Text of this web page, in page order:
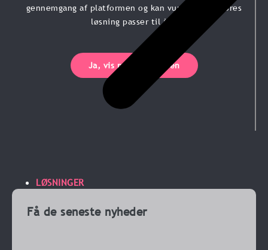
LØSNINGER
gennemgang af platformen og kan vurdere, om vores
løsning passer til jer.
Ja, vis mig platformen
Få de seneste nyheder